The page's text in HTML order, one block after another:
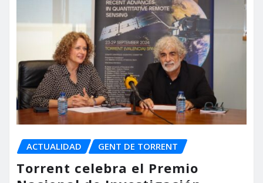
ACTUALIDAD GENT DE TORRENT
Torrent celebra el Premio